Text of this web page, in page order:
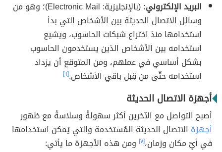
البريد الإلكتروني:
(بالإنجليزية: Electronic Mail)؛ وهو من
وسائل الاتصال الحديثة بين الأشخاص التي بدأ
استخدامها منذ اختراع شبكات الحاسوب، ويشيع
استخدامه بين الأشخاص الذين يستخدمون الحاسوب
بشكل أساسي في عملهم، ومن المتوقع أن يزداد
استخدامه حتّى من قِبل باقي الأشخاص.[٦]
أجهزة الاتصال الحديثة
أصبح التواصل مع الآخرين أكثر سهولةً وسلاسةً مع ظهور
أجهزة الاتصال الحديثة المُستخدمة والتي يُمكن استخدامها
في أيّ مكان وزمان،[٧]
ومن هذه الأجهزة ما يأتي: